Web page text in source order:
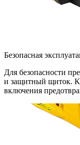
Безопасная
Для безопасности
и защитный щиток.
включения